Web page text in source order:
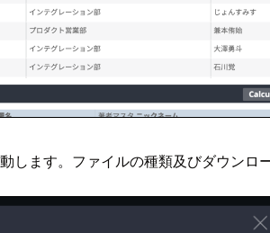
します。ファイルの種類及びダウンロ